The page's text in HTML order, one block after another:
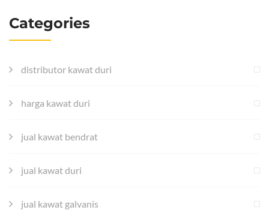
Categories
distributor kawat duri
harga kawat duri
jual kawat bendrat
jual kawat duri
jual kawat galvanis